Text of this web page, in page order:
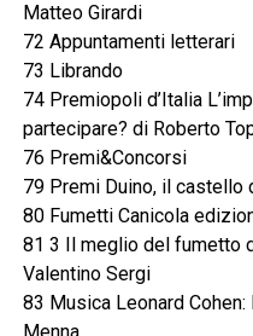
Matteo Girardi
72 Appuntamenti letterari
73 Librando
74 Premiopoli d’Italia
partecipare? di Roberto
76 Premi&Concorsi
79 Premi Duino, il castello
80 Fumetti Canicola
81 3 Il meglio del fumetto
Valentino Sergi
83 Musica Leonard